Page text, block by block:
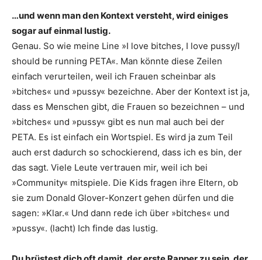
…und wenn man den Kontext versteht, wird einiges
sogar auf einmal lustig.
Genau. So wie meine Line »I love bitches, I love pussy/I
should be running PETA«. Man könnte diese Zeilen
einfach verurteilen, weil ich Frauen scheinbar als
»bitches« und ­»pussy« bezeichne. Aber der Kontext ist ja,
dass es Menschen gibt, die Frauen so bezeichnen – und
»bitches« und »pussy« gibt es nun mal auch bei der
PETA. Es ist einfach ein Wortspiel. Es wird ja zum Teil
auch erst dadurch so schockierend, dass ich es bin, der
das sagt. Viele Leute vertrauen mir, weil ich bei
»Community« mitspiele. Die Kids fragen ihre Eltern, ob
sie zum Donald Glover-Konzert gehen dürfen und die
sagen: »Klar.« Und dann rede ich über »bitches« und
»pussy«. (lacht) Ich finde das lustig.